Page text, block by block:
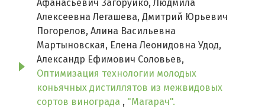
Афанасьевич Загоруйко, Людмила
Алексеевна Легашева, Дмитрий Юрьевич
Погорелов, Алина Васильевна
Мартыновская, Елена Леонидовна Удод,
Александр Ефимович Соловьев,
Оптимизация технологии молодых
коньячных дистиллятов из межвидовых
сортов винограда , "Магарач".